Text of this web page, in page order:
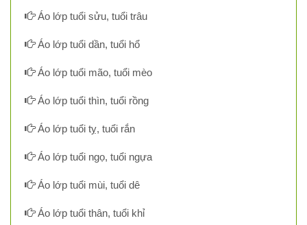
Áo lớp tuổi sửu, tuổi trâu
Áo lớp tuổi dần, tuổi hổ
Áo lớp tuổi mão, tuổi mèo
Áo lớp tuổi thìn, tuổi rồng
Áo lớp tuổi tỵ, tuổi rắn
Áo lớp tuổi ngọ, tuổi ngựa
Áo lớp tuổi mùi, tuổi dê
Áo lớp tuổi thân, tuổi khỉ